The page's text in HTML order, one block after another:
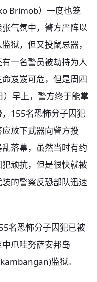
Brimob）一度也笼
气氛中，警方严阵以
狱，但又投鼠忌器，
一名警员被劫持为人
岌岌可危，但是周四
）早上，警方终于能掌
155名恐怖分子囚犯
放下武器向警方投
落幕，虽然当时有约
顽抗，但是很快就被
的警察反恐部队迅速
名恐怖分子囚犯已被
爪哇努萨安邦岛
监狱。